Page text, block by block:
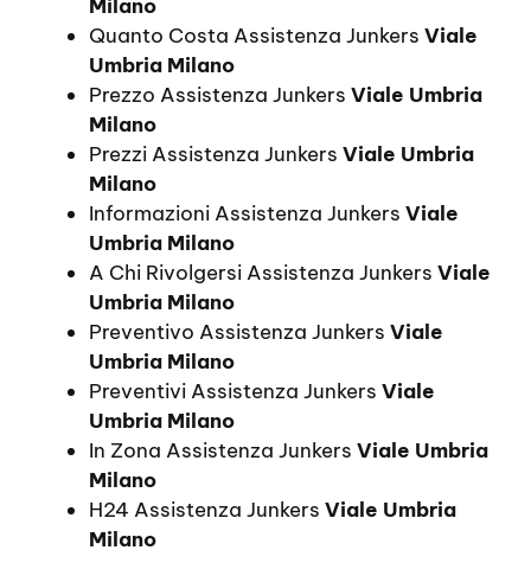
Milano
Quanto Costa Assistenza Junkers Viale
Umbria Milano
Prezzo Assistenza Junkers Viale Umbria
Milano
Prezzi Assistenza Junkers Viale Umbria
Milano
Informazioni Assistenza Junkers Viale
Umbria Milano
A Chi Rivolgersi Assistenza Junkers Viale
Umbria Milano
Preventivo Assistenza Junkers Viale
Umbria Milano
Preventivi Assistenza Junkers Viale
Umbria Milano
In Zona Assistenza Junkers Viale Umbria
Milano
H24 Assistenza Junkers Viale Umbria
Milano